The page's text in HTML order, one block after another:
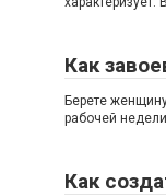
Как
Берете
рабочей
Как